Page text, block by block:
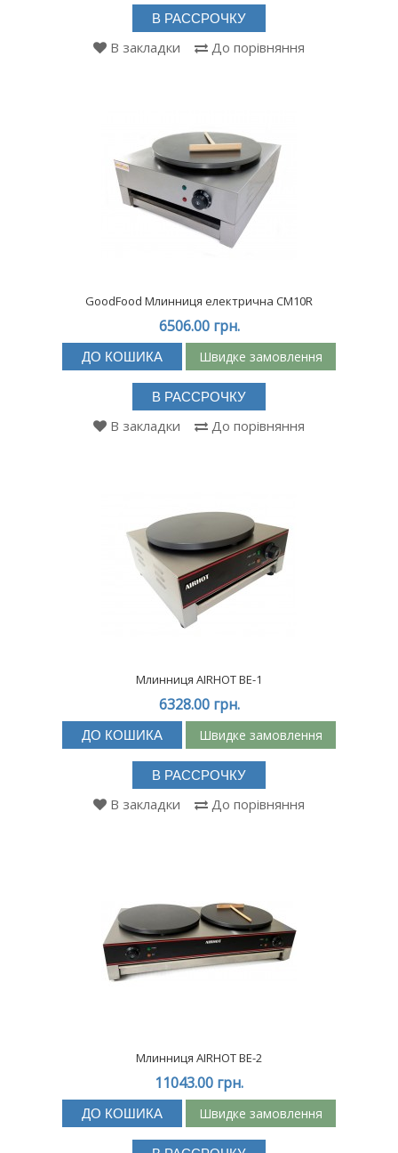
В РАССРОЧКУ
В закладки До порівняння
GoodFood Млинниця електрична CM10R
6506.00 грн.
ДО КОШИКА Швидке замовлення
В РАССРОЧКУ
В закладки До порівняння
Млинниця AIRHOT BE-1
6328.00 грн.
ДО КОШИКА Швидке замовлення
В РАССРОЧКУ
В закладки До порівняння
Млинниця AIRHOT BE-2
11043.00 грн.
ДО КОШИКА Швидке замовлення